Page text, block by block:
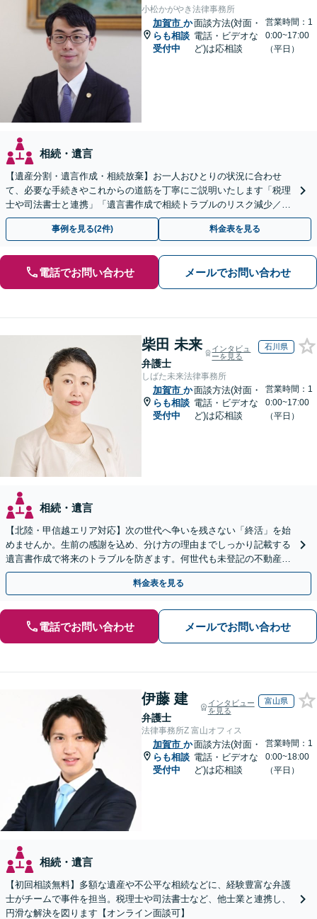
小松かがやき法律事務所
加賀市 か
らも相談
受付中
面談方法(対面・
電話・ビデオな
ど)は応相談
営業時間：1
0:00~17:00
（平日）
相続・遺言
【遺産分割・遺言作成・相続放棄】お一人おひとりの状況に合わせ
て、必要な手続きやこれからの道筋を丁寧にご説明いたします「税理
士や司法書士と連携」「遺言書作成で相続トラブルのリスク減少／形
式や内容について丁寧にアドバイス」
事例を見る(2件) 料金表を見る
電話でお問い合わせ メールでお問い合わせ
柴田 未来
弁護士
インタビュ
ーを見る
石川県
しばた未来法律事務所
加賀市 か
らも相談
受付中
面談方法(対面・
電話・ビデオな
ど)は応相談
営業時間：1
0:00~17:00
（平日）
相続・遺言
【北陸・甲信越エリア対応】次の世代へ争いを残さない「終活」を始
めませんか。生前の感謝を込め、分け方の理由までしっかり記載する
遺言書作成で将来のトラブルを防ぎます。何世代も未登記の不動産問
題も対応可能。【電話相談・WEB面談可】
料金表を見る
電話でお問い合わせ メールでお問い合わせ
伊藤 建
弁護士
インタビュー
を見る
富山県
法律事務所Z 富山オフィス
加賀市 か
らも相談
受付中
面談方法(対面・
電話・ビデオな
ど)は応相談
営業時間：1
0:00~18:00
（平日）
相続・遺言
【初回相談無料】多額な遺産や不公平な相続などに、経験豊富な弁護
士がチームで事件を担当。税理士や司法書士など、他士業と連携し、
円滑な解決を図ります【オンライン面談可】